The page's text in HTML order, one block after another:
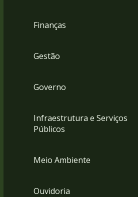
Finanças
Gestão
Governo
Infraestrutura e Serviços
Públicos
Meio Ambiente
Ouvidoria